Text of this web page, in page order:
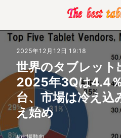
市場
活用対策
主要機種
2025年12月12日 19:18
世界のタブレット
2025年3Qは4.4
台、市場は冷え込
え始め